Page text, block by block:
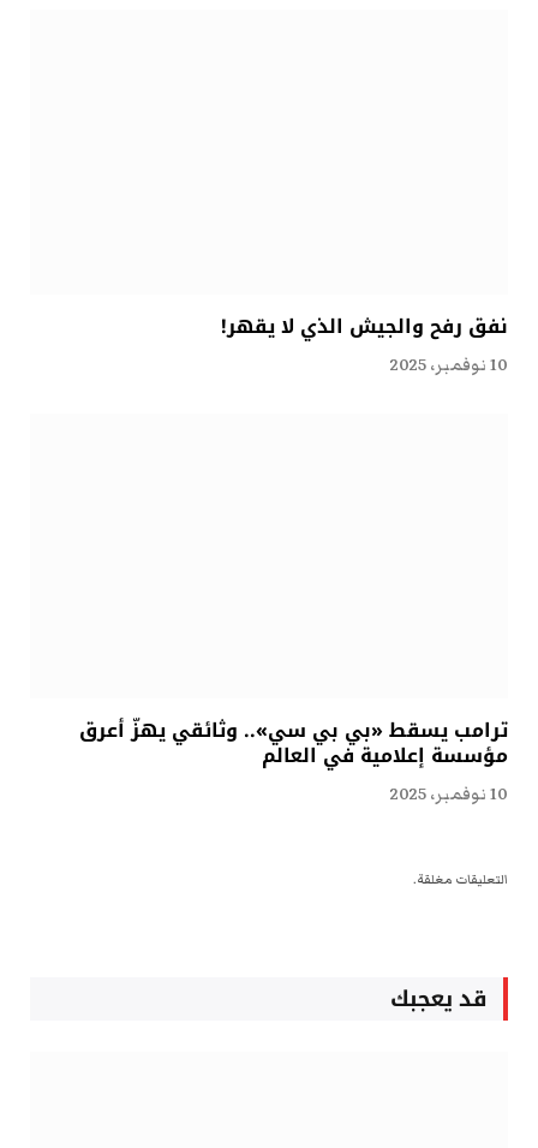
نفق رفح والجيش الذي لا يقهر!
10 نوفمبر، 2025
ترامب يسقط «بي بي سي».. وثائقي يهزّ أعرق
مؤسسة إعلامية في العالم
10 نوفمبر، 2025
التعليقات مغلقة.
قد يعجبك